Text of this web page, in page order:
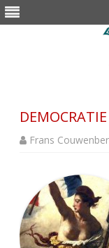
Frans